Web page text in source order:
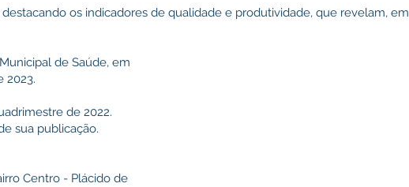
os indicadores de qualidade e produtividade, que revelam, em
de Saúde, em
2023.
de 2022.
sua publicação.
Centro - Plácido de